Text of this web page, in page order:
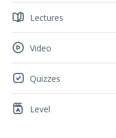
Lectures
Video
Quizzes
Level